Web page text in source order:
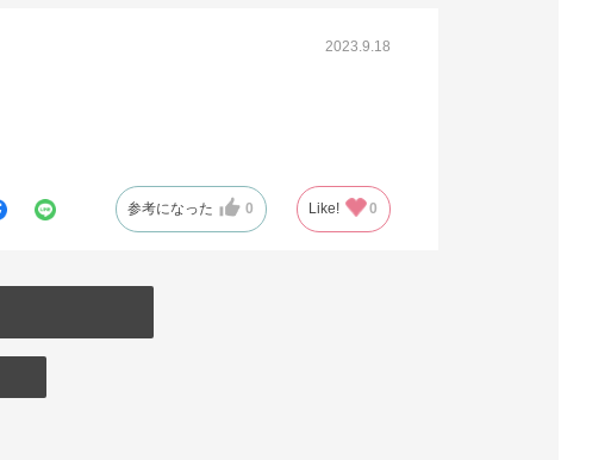
2023.9.18
参考になった 0 Like! 0